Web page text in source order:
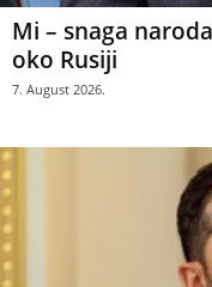
Mi – snaga
oko Rusiji
7. August 2026.